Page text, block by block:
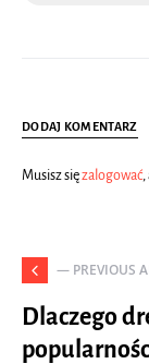
DODAJ KOMENTARZ
Musisz sięzalogować
— PREVIOUS
Dlaczego